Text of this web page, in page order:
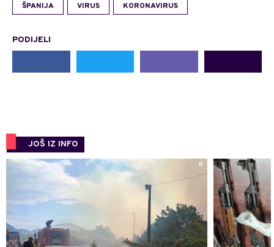
ŠPANIJA VIRUS KORONAVIRUS
PODIJELI
JOŠ IZ INFO
0